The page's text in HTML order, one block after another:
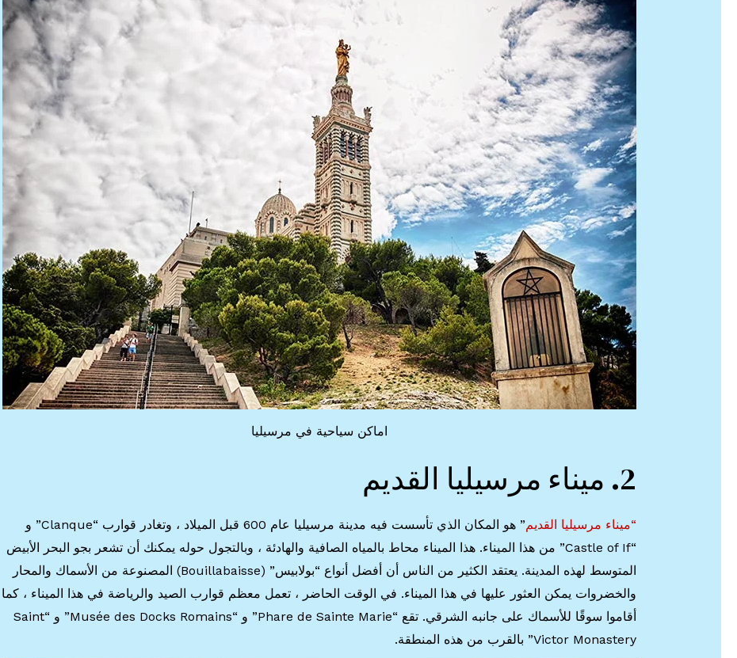
اماكن سياحية في مرسيليا
2. ميناء مرسيليا القديم
“ميناء مرسيليا القديم
” هو المكان الذي تأسست فيه مدينة مرسيليا عام 600 قبل الميلاد ، وتغادر قوارب “Clanque” و
“Castle of If” من هذا الميناء. هذا الميناء محاط بالمياه الصافية والهادئة ، وبالتجول حوله يمكنك أن تشعر بجو البحر الأبيض
المتوسط ​​لهذه المدينة. يعتقد الكثير من الناس أن أفضل أنواع “بولابيس” (Bouillabaisse) المصنوعة من الأسماك والمحار
والخضروات يمكن العثور عليها في هذا الميناء. في الوقت الحاضر ، تعمل معظم قوارب الصيد والرياضة في هذا الميناء ، كما
أقاموا سوقًا للأسماك على جانبه الشرقي. تقع “Phare de Sainte Marie” و “Musée des Docks Romains” و “Saint
Victor Monastery” بالقرب من هذه المنطقة.